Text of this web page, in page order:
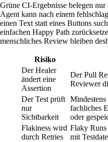
Grüne CI-Ergebnisse belegen
Agent kann nach einem
einen Text statt eines Buttons
einfachen Happy Path
menschliches Review bleiben
Risiko
Der Healer
ändert eine
Assertion
Der Pull
Reviewer
Der Test prüft
nur
Sichtbarkeit
fachliches
oder
Flakiness wird
durch Retries
Flaky Runs
mit